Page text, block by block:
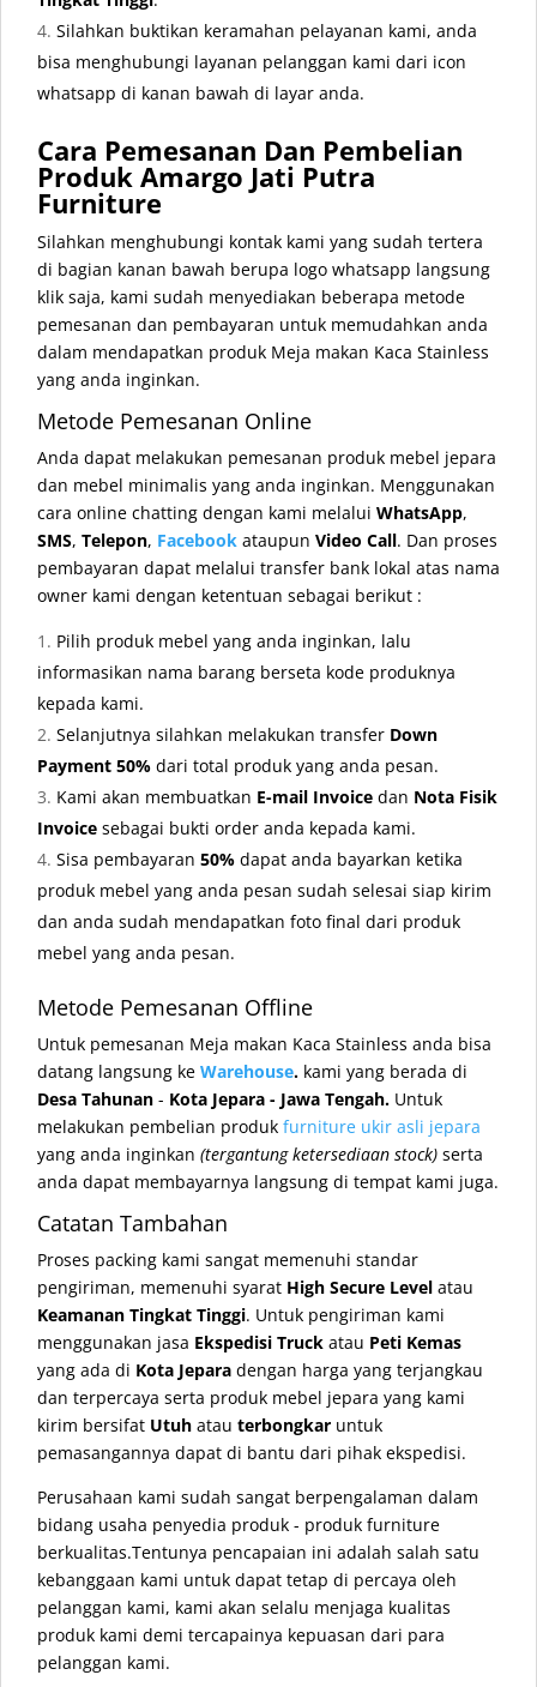
Silahkan buktikan keramahan pelayanan kami, anda
bisa menghubungi layanan pelanggan kami dari icon
whatsapp di kanan bawah di layar anda.
Cara Pemesanan Dan Pembelian
Produk Amargo Jati Putra
Furniture
Silahkan menghubungi kontak kami yang sudah tertera
di bagian kanan bawah berupa logo whatsapp langsung
klik saja, kami sudah menyediakan beberapa metode
pemesanan dan pembayaran untuk memudahkan anda
dalam mendapatkan produk Meja makan Kaca Stainless
yang anda inginkan.
Metode Pemesanan Online
Anda dapat melakukan pemesanan produk mebel jepara
dan mebel minimalis yang anda inginkan. Menggunakan
cara online chatting dengan kami melalui WhatsApp,
SMS, Telepon, Facebook ataupun Video Call. Dan proses
pembayaran dapat melalui transfer bank lokal atas nama
owner kami dengan ketentuan sebagai berikut :
Pilih produk mebel yang anda inginkan, lalu
informasikan nama barang berseta kode produknya
kepada kami.
Selanjutnya silahkan melakukan transfer Down
Payment 50% dari total produk yang anda pesan.
Kami akan membuatkan E-mail Invoice dan Nota Fisik
Invoice sebagai bukti order anda kepada kami.
Sisa pembayaran 50% dapat anda bayarkan ketika
produk mebel yang anda pesan sudah selesai siap kirim
dan anda sudah mendapatkan foto final dari produk
mebel yang anda pesan.
Metode Pemesanan Offline
Untuk pemesanan Meja makan Kaca Stainless anda bisa
datang langsung ke Warehouse. kami yang berada di
Desa Tahunan - Kota Jepara - Jawa Tengah. Untuk
melakukan pembelian produk furniture ukir asli jepara
yang anda inginkan (tergantung ketersediaan stock) serta
anda dapat membayarnya langsung di tempat kami juga.
Catatan Tambahan
Proses packing kami sangat memenuhi standar
pengiriman, memenuhi syarat High Secure Level atau
Keamanan Tingkat Tinggi. Untuk pengiriman kami
menggunakan jasa Ekspedisi Truck atau Peti Kemas
yang ada di Kota Jepara dengan harga yang terjangkau
dan terpercaya serta produk mebel jepara yang kami
kirim bersifat Utuh atau terbongkar untuk
pemasangannya dapat di bantu dari pihak ekspedisi.
Perusahaan kami sudah sangat berpengalaman dalam
bidang usaha penyedia produk - produk furniture
berkualitas.Tentunya pencapaian ini adalah salah satu
kebanggaan kami untuk dapat tetap di percaya oleh
pelanggan kami, kami akan selalu menjaga kualitas
produk kami demi tercapainya kepuasan dari para
pelanggan kami.